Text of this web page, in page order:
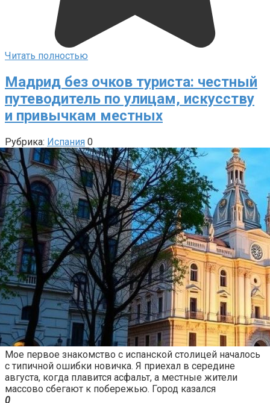
Читать полностью
Мадрид без очков туриста: честный
путеводитель по улицам, искусству
и привычкам местных
Рубрика: Испания 0
Мое первое знакомство с испанской столицей началось
с типичной ошибки новичка. Я приехал в середине
августа, когда плавится асфальт, а местные жители
массово сбегают к побережью. Город казался
0